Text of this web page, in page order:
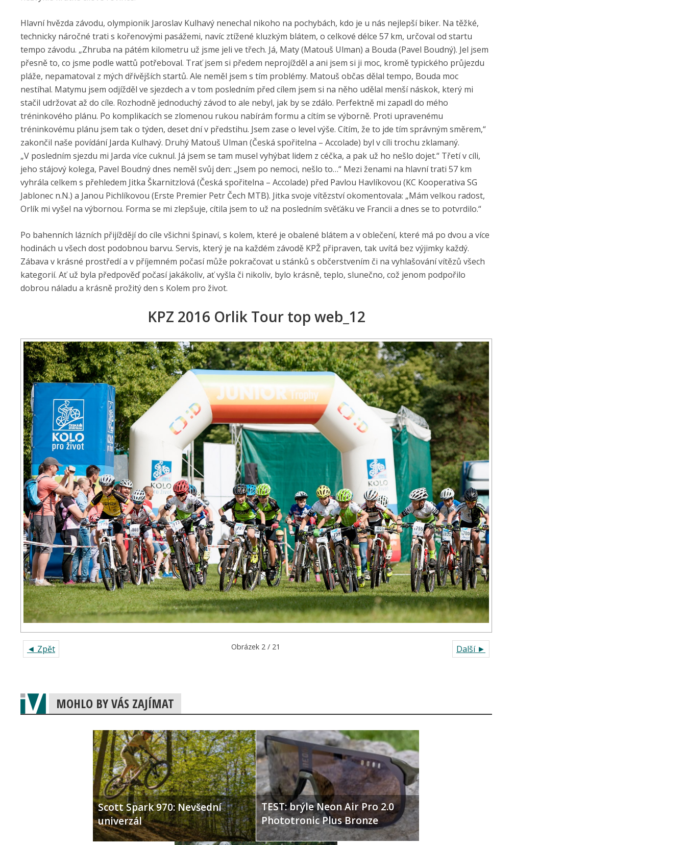
Hlavní hvězda závodu, olympionik Jaroslav Kulhavý nenechal nikoho na pochybách, kdo je u nás nejlepší biker. Na těžké,
technicky náročné trati s kořenovými pasážemi, navíc ztížené kluzkým blátem, o celkové délce 57 km, určoval od startu
tempo závodu. „Zhruba na pátém kilometru už jsme jeli ve třech. Já, Maty (Matouš Ulman) a Bouda (Pavel Boudný). Jel jsem
přesně to, co jsme podle wattů potřeboval. Trať jsem si předem neprojížděl a ani jsem si ji moc, kromě typického průjezdu
pláže, nepamatoval z mých dřívějších startů. Ale neměl jsem s tím problémy. Matouš občas dělal tempo, Bouda moc
nestíhal. Matymu jsem odjížděl ve sjezdech a v tom posledním před cílem jsem si na něho udělal menší náskok, který mi
stačil udržovat až do cíle. Rozhodně jednoduchý závod to ale nebyl, jak by se zdálo. Perfektně mi zapadl do mého
tréninkového plánu. Po komplikacích se zlomenou rukou nabírám formu a cítím se výborně. Proti upravenému
tréninkovému plánu jsem tak o týden, deset dní v předstihu. Jsem zase o level výše. Cítím, že to jde tím správným směrem,“
zakončil naše povídání Jarda Kulhavý. Druhý Matouš Ulman (Česká spořitelna – Accolade) byl v cíli trochu zklamaný.
„V posledním sjezdu mi Jarda více cuknul. Já jsem se tam musel vyhýbat lidem z céčka, a pak už ho nešlo dojet.“ Třetí v cíli,
jeho stájový kolega, Pavel Boudný dnes neměl svůj den: „Jsem po nemoci, nešlo to…“ Mezi ženami na hlavní trati 57 km
vyhrála celkem s přehledem Jitka Škarnitzlová (Česká spořitelna – Accolade) před Pavlou Havlíkovou (KC Kooperativa SG
Jablonec n.N.) a Janou Pichlíkovou (Erste Premier Petr Čech MTB). Jitka svoje vítězství okomentovala: „Mám velkou radost,
Orlík mi vyšel na výbornou. Forma se mi zlepšuje, cítila jsem to už na posledním svěťáku ve Francii a dnes se to potvrdilo.“
Po bahenních lázních přijíždějí do cíle všichni špinaví, s kolem, které je obalené blátem a v oblečení, které má po dvou a více
hodinách u všech dost podobnou barvu. Servis, který je na každém závodě KPŽ připraven, tak uvítá bez výjimky každý.
Zábava v krásné prostředí a v příjemném počasí může pokračovat u stánků s občerstvením či na vyhlašování vítězů všech
kategorií. Ať už byla předpověď počasí jakákoliv, ať vyšla či nikoliv, bylo krásně, teplo, slunečno, což jenom podpořilo
dobrou náladu a krásně prožitý den s Kolem pro život.
KPZ 2016 Orlik Tour top web_12
◄ Zpět Další ►
Obrázek 2 / 21
MOHLO BY VÁS ZAJÍMAT
Scott Spark 970: Nevšední
univerzál
TEST: brýle Neon Air Pro 2.0
Phototronic Plus Bronze